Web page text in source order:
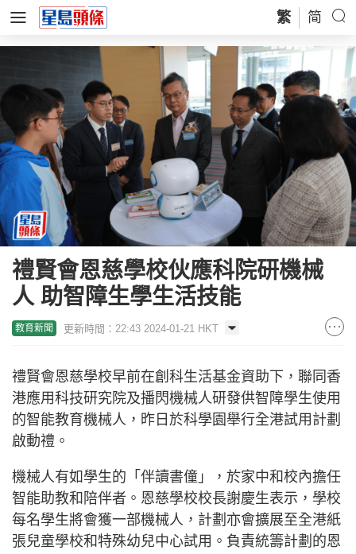
繁 简
禮賢會恩慈學校伙應科院研機械
人 助智障生學生活技能
教育新聞 更新時間：22:43 2024-01-21 HKT
禮賢會恩慈學校早前在創科生活基金資助下，聯同香
港應用科技研究院及播閃機械人研發供智障學生使用
的智能教育機械人，昨日於科學園舉行全港試用計劃
啟動禮。
機械人有如學生的「伴讀書僮」，於家中和校內擔任
智能助教和陪伴者。恩慈學校校長謝慶生表示，學校
每名學生將會獲一部機械人，計劃亦會擴展至全港紙
張兒童學校和特殊幼兒中心試用。負責統籌計劃的恩